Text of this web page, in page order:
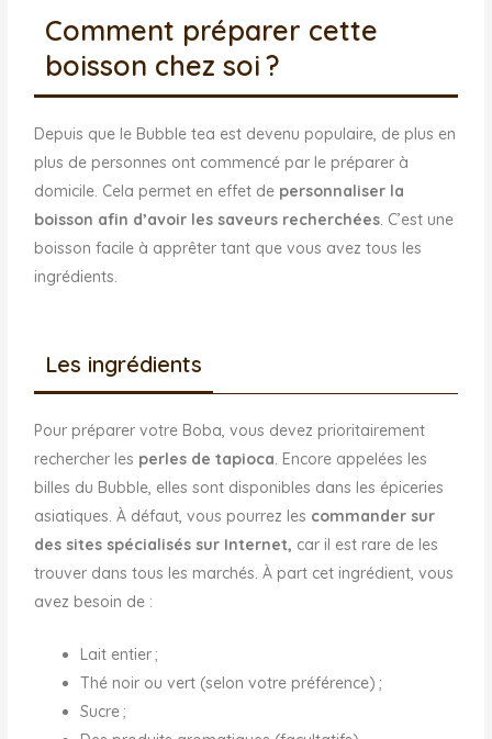
Comment préparer cette
boisson chez soi ?
Depuis que le Bubble tea est devenu populaire, de plus en
plus de personnes ont commencé par le préparer à
domicile. Cela permet en effet de personnaliser la
boisson afin d’avoir les saveurs recherchées. C’est une
boisson facile à apprêter tant que vous avez tous les
ingrédients.
Les ingrédients
Pour préparer votre Boba, vous devez prioritairement
rechercher les perles de tapioca. Encore appelées les
billes du Bubble, elles sont disponibles dans les épiceries
asiatiques. À défaut, vous pourrez les commander sur
des sites spécialisés sur Internet, car il est rare de les
trouver dans tous les marchés. À part cet ingrédient, vous
avez besoin de :
Lait entier ;
Thé noir ou vert (selon votre préférence) ;
Sucre ;